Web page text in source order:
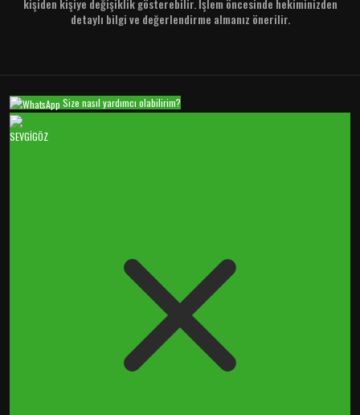
kişiden kişiye değişiklik gösterebilir. İşlem öncesinde hekiminizden
detaylı bilgi ve değerlendirme almanız önerilir.
Size nasıl yardımcı olabilirim?
SEVGİGÖZ